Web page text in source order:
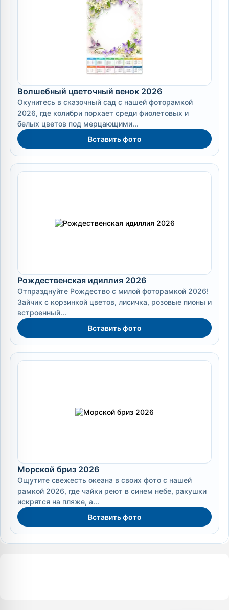
Волшебный цветочный венок 2026
Окунитесь в сказочный сад с нашей фоторамкой
2026, где колибри порхает среди фиолетовых и
белых цветов под мерцающими...
Вставить фото
Рождественская идиллия 2026
Отпразднуйте Рождество с милой фоторамкой 2026!
Зайчик с корзинкой цветов, лисичка, розовые пионы и
встроенный...
Вставить фото
Морской бриз 2026
Ощутите свежесть океана в своих фото с нашей
рамкой 2026, где чайки реют в синем небе, ракушки
искрятся на пляже, а...
Вставить фото